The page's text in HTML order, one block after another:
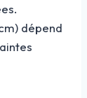
dépend